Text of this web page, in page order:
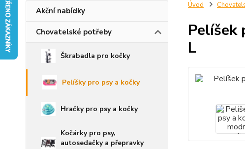
Akční nabídky
Chovatelské potřeby
Škrabadla pro kočky
Pelíšky pro psy a kočky
Hračky pro psy a kočky
Kočárky pro psy,
autosedačky a přepravky
Úvod
Pelíšek
L